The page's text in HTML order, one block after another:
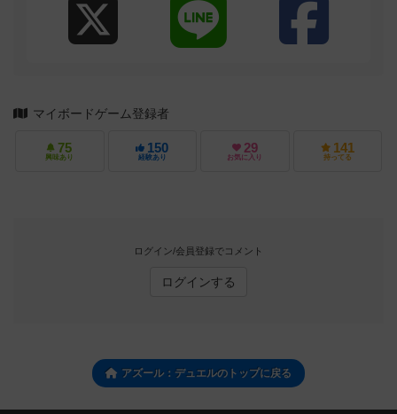
マイボードゲーム登録者
75
興味あり
150
経験あり
29
お気に入り
141
持ってる
ログイン/会員登録でコメント
ログインする
アズール：デュエルのトップに戻る